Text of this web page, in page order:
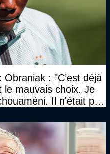
: "C’est déjà
le mauvais choix. Je
Il n'était pas